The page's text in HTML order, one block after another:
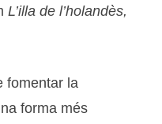
L’illa de l’holandès,
fomentar la
forma més